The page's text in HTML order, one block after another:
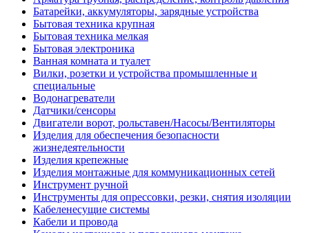
Батарейки, аккумуляторы, зарядные устройства
Бытовая техника крупная
Бытовая техника мелкая
Бытовая электроника
Ванная комната и туалет
Вилки, розетки и устройства промышленные и
специальные
Водонагреватели
Датчики/сенсоры
Двигатели ворот, рольставен/Насосы/Вентиляторы
Изделия для обеспечения безопасности
жизнедеятельности
Изделия крепежные
Изделия монтажные для коммуникационных сетей
Инструмент ручной
Инструменты для опрессовки, резки, снятия изоляции
Кабеленесущие системы
Кабели и провода